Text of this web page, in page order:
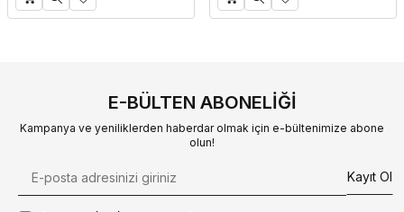
E-BÜLTEN ABONELIĞI
Kampanya ve yeniliklerden haberdar olmak için e-bültenimize abone
olun!
Kayıt Ol